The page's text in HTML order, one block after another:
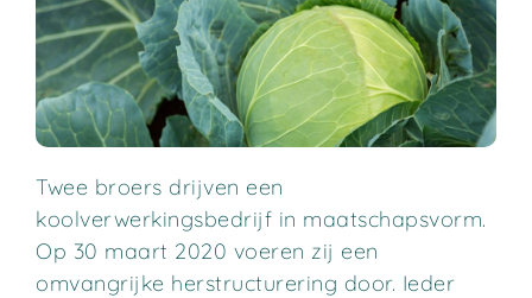
Twee broers drijven een
koolverwerkingsbedrijf in maatschapsvorm.
Op 30 maart 2020 voeren zij een
omvangrijke herstructurering door. Ieder